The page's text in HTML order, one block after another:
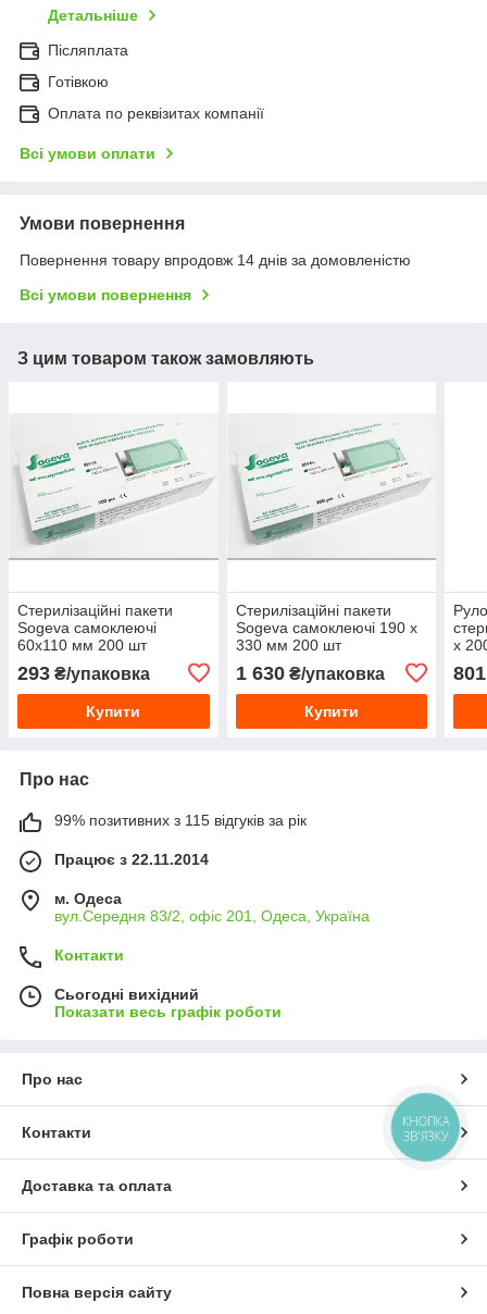
Детальніше
Післяплата
Готівкою
Оплата по реквізитах компанії
Всі умови оплати
Умови повернення
Повернення товару впродовж 14 днів за домовленістю
Всі умови повернення
З цим товаром також замовляють
Стерилізаційні пакети
Sogeva самоклеючі
60х110 мм 200 шт
293 ₴/упаковка
Купити
Стерилізаційні пакети
Sogeva самоклеючі 190 х
330 мм 200 шт
1 630₴/упаковка
Купити
х
801
Про нас
99% позитивних з 115 відгуків за рік
Працює з 22.11.2014
м. Одеса
вул.Середня 83/2, офіс 201, Одеса, Україна
Контакти
Сьогодні вихідний
Показати весь графік роботи
Про нас
Контакти
Доставка та оплата
Графік роботи
Повна версія сайту
КНОПКА
ЗВ'ЯЗКУ